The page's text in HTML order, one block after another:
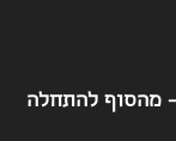
מהסוף להתחלה